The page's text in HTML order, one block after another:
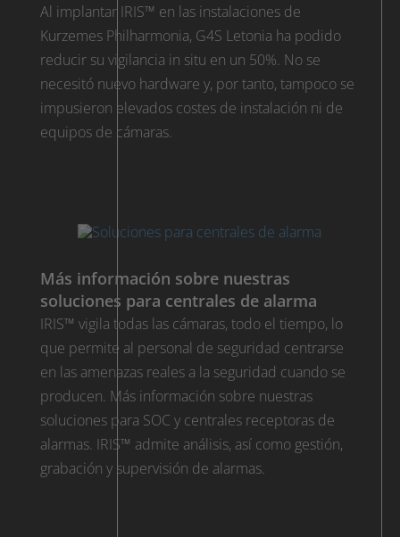
Al implantar IRIS™ en las instalaciones de
Kurzemes Philharmonia, G4S Letonia ha podido
reducir su vigilancia in situ en un 50%. No se
necesitó nuevo hardware y, por tanto, tampoco se
impusieron elevados costes de instalación ni de
equipos de cámaras.
Más información sobre nuestras
soluciones para centrales de alarma
IRIS™ vigila todas las cámaras, todo el tiempo, lo
que permite al personal de seguridad centrarse
en las amenazas reales a la seguridad cuando se
producen. Más información sobre nuestras
soluciones para SOC y centrales receptoras de
alarmas. IRIS™ admite análisis, así como gestión,
grabación y supervisión de alarmas.